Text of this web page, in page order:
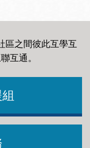
區之間彼此互學互
互通。